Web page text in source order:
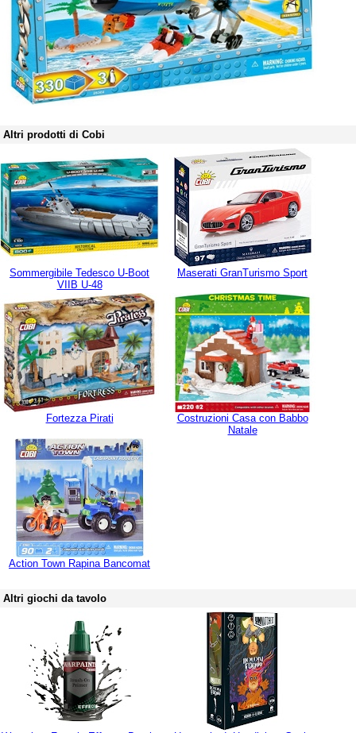
Altri prodotti di Cobi
Sommergibile Tedesco U-Boot
VIIB U-48
Maserati GranTurismo Sport
Fortezza Pirati
Costruzioni Casa con Babbo
Natale
Action Town Rapina Bancomat
Altri giochi da tavolo